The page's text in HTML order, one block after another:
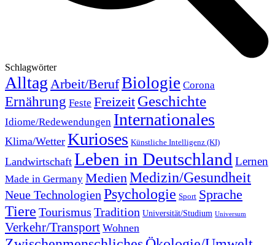
Schlagwörter
Alltag Arbeit/BerufBiologie Corona
Ernährung Feste Freizeit Geschichte
Idiome/Redewendungen Internationales
Klima/Wetter Kurioses Künstliche Intelligenz (KI)
Landwirtschaft Leben in Deutschland Lernen
Made in Germany Medien Medizin/Gesundheit
Neue Technologien Psychologie Sport Sprache
Tiere Tourismus Tradition Universität/Studium Universum
Verkehr/Transport Wohnen